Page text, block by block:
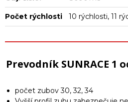
Počet rýchlosti 10 rýchlosti, 11
Prevodník SUNRACE 1
počet zubov 30, 32, 34